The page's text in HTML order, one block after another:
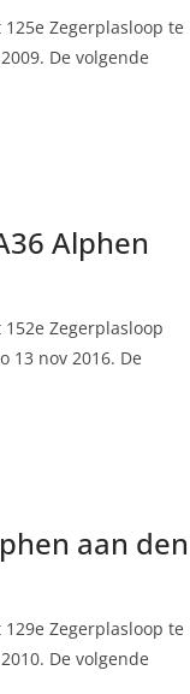
Zegerplasloop te
De volgende
Alphen
Zegerplasloop
13 nov 2016. De
aan den
Zegerplasloop te
De volgende